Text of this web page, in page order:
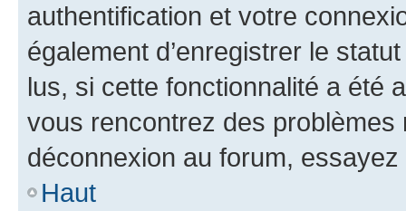
authentification et votre
également d’enregistrer le
lus, si cette fonctionnalité a été
vous rencontrez des
déconnexion au forum,
Haut